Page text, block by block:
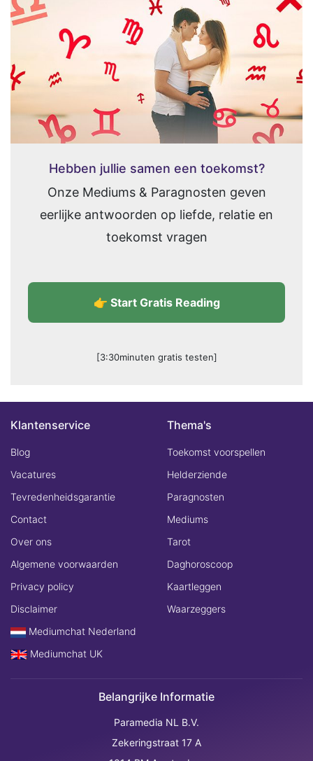
Hebben jullie samen een toekomst?
Onze Mediums & Paragnosten geven
eerlijke antwoorden op liefde, relatie en
toekomst vragen
👉 Start Gratis Reading
[3:30minuten gratis testen]
Klantenservice
Blog
Vacatures
Tevredenheidsgarantie
Contact
Over ons
Algemene voorwaarden
Privacy policy
Disclaimer
Mediumchat Nederland
Mediumchat UK
Thema's
Toekomst voorspellen
Helderziende
Paragnosten
Mediums
Tarot
Daghoroscoop
Kaartleggen
Waarzeggers
Belangrijke Informatie
Paramedia NL B.V.
Zekeringstraat 17 A